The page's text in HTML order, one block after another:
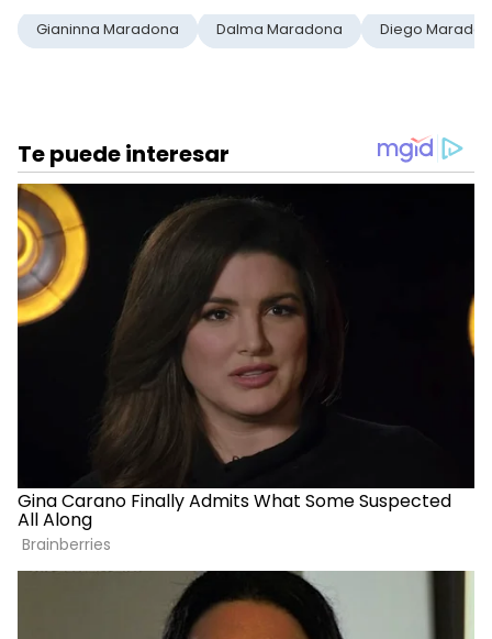
Gianinna Maradona Dalma Maradona Diego